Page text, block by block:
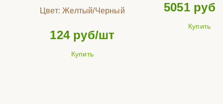
Цвет:Желтый/Черный
124 руб/шт
Купить
5051 руб/
Купить